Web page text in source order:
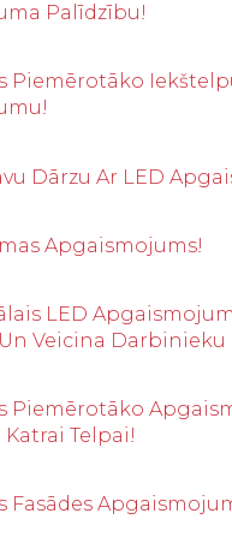
Palīdzību!
Piemērotāko
Dārzu Ar LED
Apgaismojums!
LED
Veicina
Piemērotāko
Telpai!
Fasādes